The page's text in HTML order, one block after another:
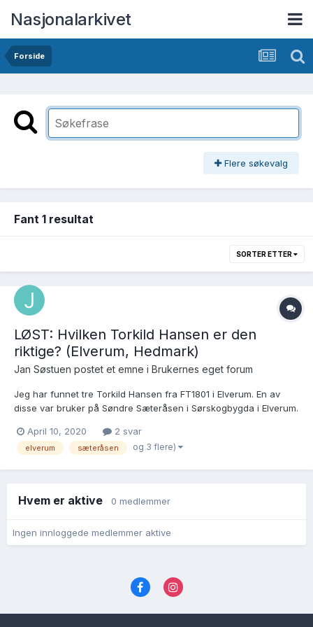
Nasjonalarkivet
Forside
Flere søkevalg
Fant 1 resultat
SORTER ETTER
LØST: Hvilken Torkild Hansen er den
riktige? (Elverum, Hedmark)
Jan Søstuen postet et emne i Brukernes eget forum
Jeg har funnet tre Torkild Hansen fra FT1801 i Elverum. En av
disse var bruker på Søndre Sæteråsen i Sørskogbygda i Elverum.
her FT1801 Denne Torkild er nevnt i Elverum bygdebok (Finne-
Grønn) s. 554 s...
April 10, 2020 2 svar
elverum sæteråsen og 3 flere)
Hvem er aktive 0 medlemmer
Ingen innloggede medlemmer aktive